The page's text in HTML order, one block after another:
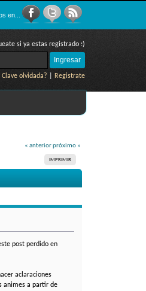
en...
si ya estas registrado :)
Clave olvidada? Registrate
« anterior próximo »
IMPRIMIR
post perdido en
aclaraciones
animes a partir de